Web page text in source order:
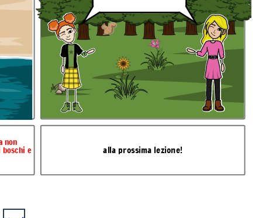
non
e alla prossima lezione!